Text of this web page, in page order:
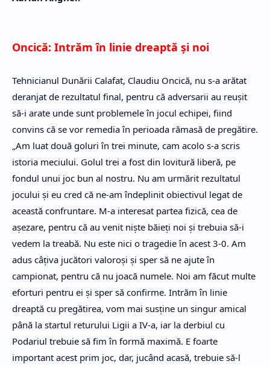
Oncică: Intrăm în linie dreaptă şi noi
Tehnicianul Dunării Calafat, Claudiu Oncică, nu s-a arătat
deranjat de rezultatul final, pentru că adversarii au reuşit
să-i arate unde sunt problemele în jocul echipei, fiind
convins că se vor remedia în perioada rămasă de pregătire.
„Am luat două goluri în trei minute, cam acolo s-a scris
istoria meciului. Golul trei a fost din lovitură liberă, pe
fondul unui joc bun al nostru. Nu am urmărit rezultatul
jocului şi eu cred că ne-am îndeplinit obiectivul legat de
această confruntare. M-a interesat partea fizică, cea de
aşezare, pentru că au venit nişte băieţi noi şi trebuia să-i
vedem la treabă. Nu este nici o tragedie în acest 3-0. Am
adus câţiva jucători valoroşi şi sper să ne ajute în
campionat, pentru că nu joacă numele. Noi am făcut multe
eforturi pentru ei şi sper să confirme. Intrăm în linie
dreaptă cu pregătirea, vom mai susţine un singur amical
până la startul returului Ligii a IV-a, iar la derbiul cu
Podariul trebuie să fim în formă maximă. E foarte
important acest prim joc, dar, jucând acasă, trebuie să-l